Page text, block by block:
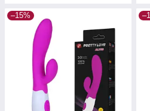
–15%